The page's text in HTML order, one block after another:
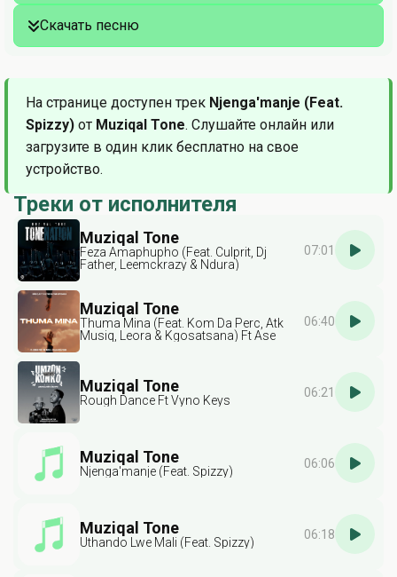
Скачать песню
На странице доступен трек Njenga'manje (Feat.
Spizzy) от Muziqal Tone. Слушайте онлайн или
загрузите в один клик бесплатно на свое
устройство.
Треки от исполнителя
Muziqal Tone
Feza Amaphupho (Feat. Culprit, Dj
Father, Leemckrazy & Ndura)
07:01
Muziqal Tone
Thuma Mina (Feat. Kom Da Perc, Atk
Musiq, Leora & Kgosatsana) Ft Ase
06:40
Muziqal Tone
Rough Dance Ft Vyno Keys
06:21
Muziqal Tone
Njenga'manje (Feat. Spizzy)
06:06
Muziqal Tone
Uthando Lwe Mali (Feat. Spizzy)
06:18